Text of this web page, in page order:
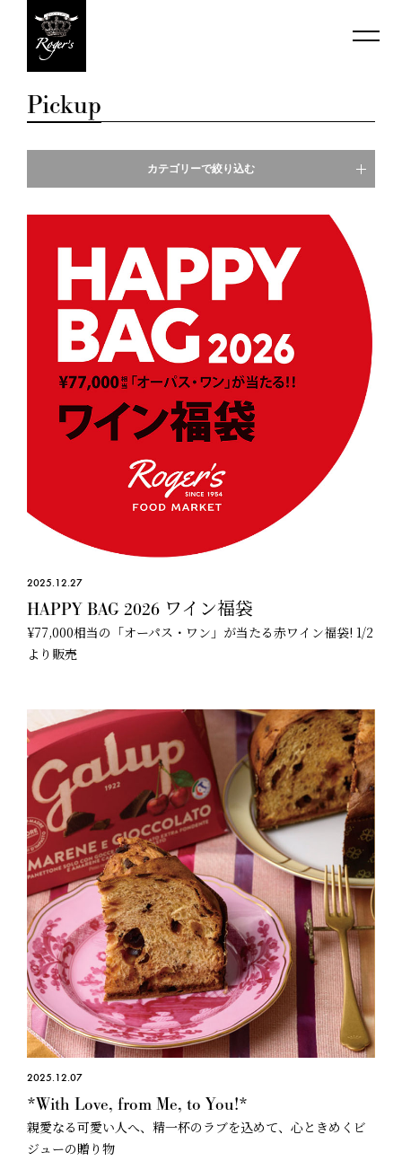
Pickup
カテゴリーで絞り込む
2025.12.27
HAPPY BAG 2026 ワイン福袋
¥77,000相当の「オーパス・ワン」が当たる赤ワイン福袋! 1/2
より販売
2025.12.07
*With Love, from Me, to You!*
親愛なる可愛い人へ、精一杯のラブを込めて、心ときめくビ
ジューの贈り物